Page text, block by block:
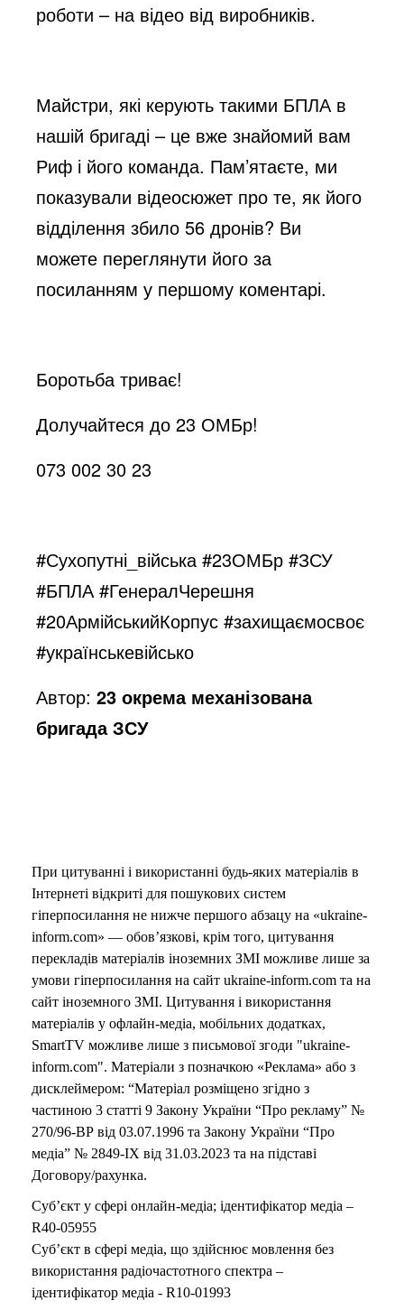
роботи – на відео від виробників.
Майстри, які керують такими БПЛА в
нашій бригаді – це вже знайомий вам
Риф і його команда. Пам’ятаєте, ми
показували відеосюжет про те, як його
відділення збило 56 дронів? Ви
можете переглянути його за
посиланням у першому коментарі.
Боротьба триває!
Долучайтеся до 23 ОМБр!
073 002 30 23
#Сухопутні_війська #23ОМБр #ЗСУ
#БПЛА #ГенералЧерешня
#20АрмійськийКорпус #захищаємосвоє
#українськевійсько
Автор:23 окрема механізована
бригада ЗСУ
При цитуванні і використанні будь-яких матеріалів в
Інтернеті відкриті для пошукових систем
гіперпосилання не нижче першого абзацу на «ukraine-
inform.com» — обов’язкові, крім того, цитування
перекладів матеріалів іноземних ЗМІ можливе лише за
умови гіперпосилання на сайт ukraine-inform.com та на
сайт іноземного ЗМІ. Цитування і використання
матеріалів у офлайн-медіа, мобільних додатках,
SmartTV можливе лише з письмової згоди "ukraine-
inform.com". Матеріали з позначкою «Реклама» або з
дисклеймером: “Матеріал розміщено згідно з
частиною 3 статті 9 Закону України “Про рекламу” №
270/96-ВР від 03.07.1996 та Закону України “Про
медіа” № 2849-IX від 31.03.2023 та на підставі
Договору/рахунка.
Суб’єкт у сфері онлайн-медіа; ідентифікатор медіа –
R40-05955
Суб’єкт в сфері медіа, що здійснює мовлення без
використання радіочастотного спектра –
ідентифікатор медіа - R10-01993